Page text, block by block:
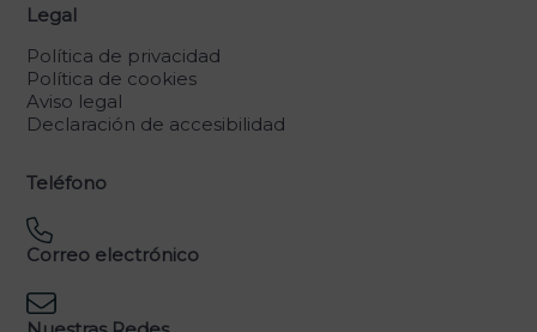
Legal
Política de privacidad
Política de cookies
Aviso legal
Declaración de accesibilidad
Teléfono
Correo electrónico